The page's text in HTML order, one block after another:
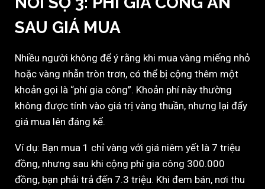
SAU GIÁ MUA
Nhiều người không để ý rằng khi mua vàng miếng nhỏ
hoặc vàng nhẫn tròn trơn, có thể bị cộng thêm một
khoản gọi là “phí gia công”. Khoản phí này thường
không được tính vào giá trị vàng thuần, nhưng lại đẩy
giá mua lên đáng kể.
Ví dụ: Bạn mua 1 chỉ vàng với giá niêm yết là 7 triệu
đồng, nhưng sau khi cộng phí gia công 300.000
đồng, bạn phải trả đến 7.3 triệu. Khi đem bán, nơi thu